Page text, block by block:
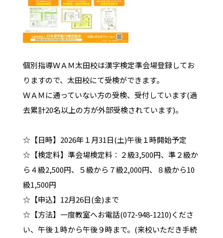
個別指導ＷＡＭ太田校は漢字検定準会場登録してお
りますので、太田校にて受検ができます。
ＷＡＭに通っていない方の受検、受付しています(過
去累計20名以上の方が外部受検されています)。
☆【日時】2026年１月31日(土)午後１時開始予定
☆【検定料】準会場検定料：２級3,500円、準２級か
ら４級2,500円、５級から７級2,000円、８級から10
級1,500円
☆【申込】12月26日(金)まで
☆【方法】一度教室へお電話(072-948-1210)くださ
い、午後１時から午後９時まで。(来校いただき手続